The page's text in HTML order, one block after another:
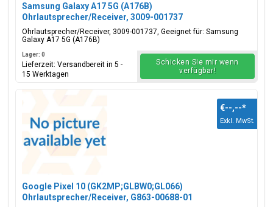
Samsung Galaxy A17 5G (A176B)
Ohrlautsprecher/Receiver, 3009-001737
Ohrlautsprecher/Receiver, 3009-001737, Geeignet für: Samsung
Galaxy A17 5G (A176B)
Lager: 0
Lieferzeit: Versandbereit in 5 -
15 Werktagen
Schicken Sie mir wenn
verfügbar!
Google Pixel 10 (GK2MP;GLBW0;GL066)
Ohrlautsprecher/Receiver, G863-00688-01
€--,--*
Exkl. MwSt.